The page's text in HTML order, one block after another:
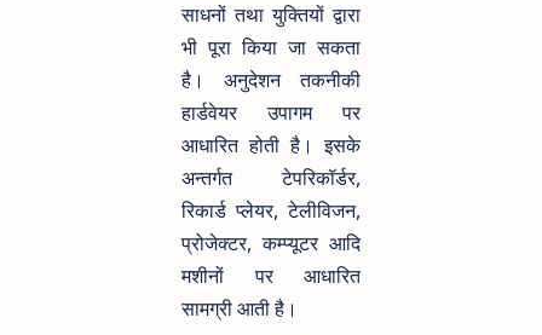
साधनों तथा युक्तियों द्वारा
भी पूरा किया जा सकता
है। अनुदेशन तकनीकी
हार्डवेयर उपागम पर
आधारित होती है। इसके
अन्तर्गत टेपरिकॉर्डर,
रिकार्ड प्लेयर, टेलीविजन,
प्रोजेक्टर, कम्प्यूटर आदि
मशीनों पर आधारित
सामग्री आती है।